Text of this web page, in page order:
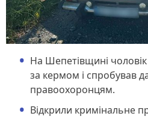
На Шепетівщині
за кермом і спробував
правоохоронцям.
Відкрили кримінальне